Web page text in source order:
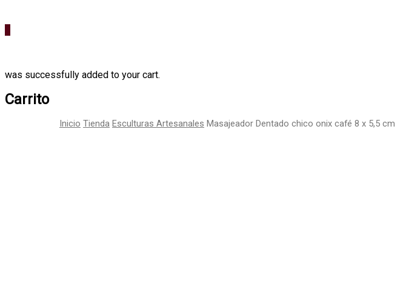
was successfully added to your cart.
Carrito
Inicio Tienda Esculturas Artesanales Masajeador Dentado chico onix café 8 x 5,5 cm